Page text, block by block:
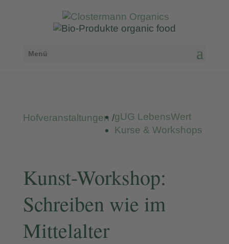
Menü
Hofveranstaltungen /gUG LebensWert
Kurse & Workshops
Kunst-Workshop:
Schreiben wie im
Mittelalter